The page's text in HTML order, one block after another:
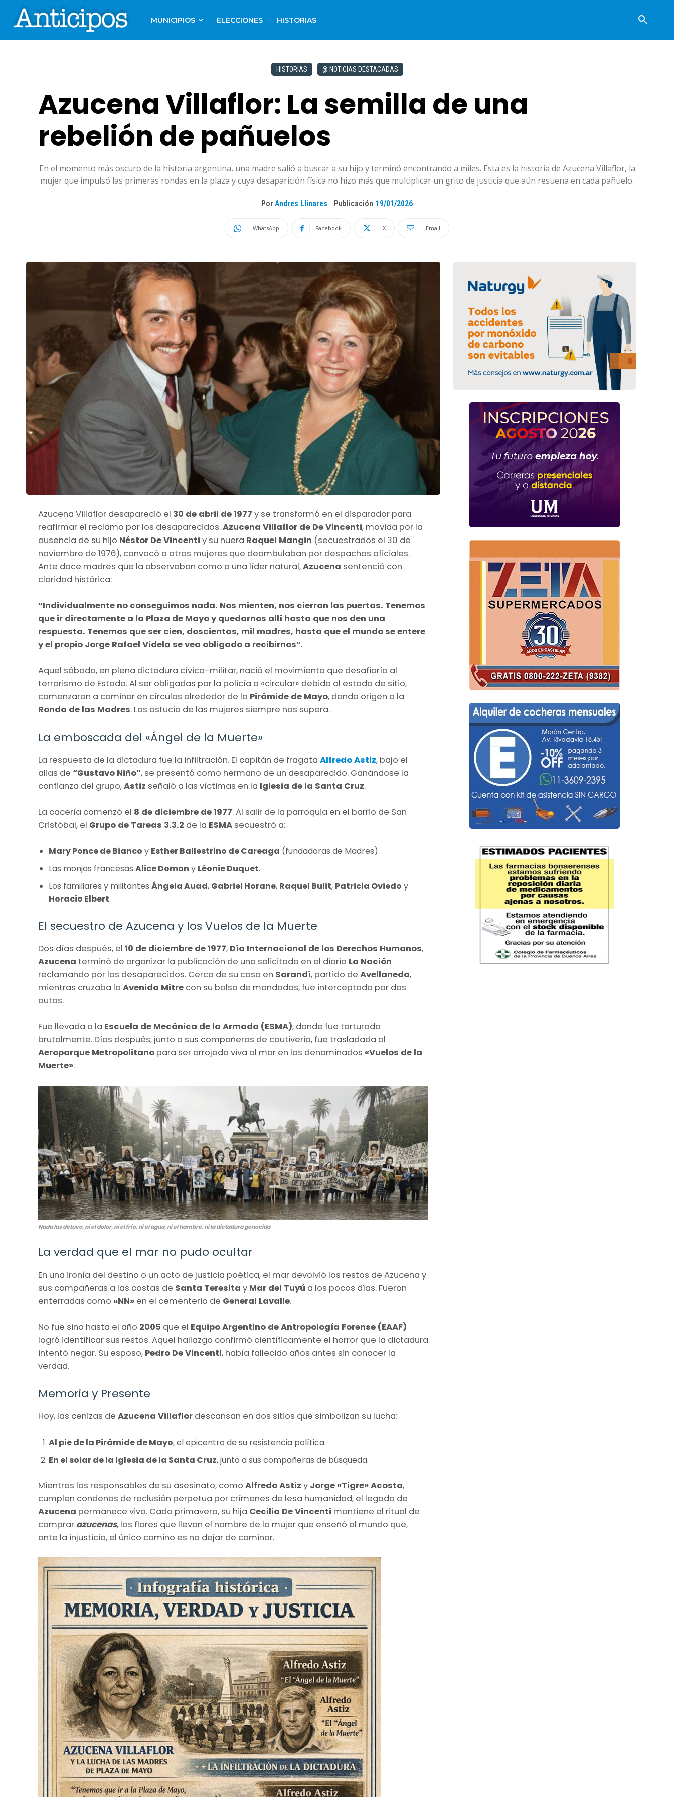
MUNICIPIOS ELECCIONES HISTORIAS
HISTORIAS @ NOTICIAS DESTACADAS
Azucena Villaflor: La semilla de una
rebelión de pañuelos
En el momento más oscuro de la historia argentina, una madre salió a buscar a su hijo y terminó encontrando a miles. Esta es la historia de Azucena Villaflor, la
mujer que impulsó las primeras rondas en la plaza y cuya desaparición física no hizo más que multiplicar un grito de justicia que aún resuena en cada pañuelo.
Por Andres Llinares Publicación 19/01/2026
WhatsApp Facebook X Email
Azucena Villaflor desapareció el 30 de abril de 1977 y se transformó en el disparador para
reafirmar el reclamo por los desaparecidos.Azucena Villaflor de De Vincenti, movida por la
ausencia de su hijo Néstor De Vincenti y su nuera Raquel Mangin (secuestrados el 30 de
noviembre de 1976), convocó a otras mujeres que deambulaban por despachos oficiales.
Ante doce madres que la observaban como a una líder natural,Azucena sentenció con
claridad histórica:
“Individualmente no conseguimos nada. Nos mienten, nos cierran las puertas. Tenemos
que ir directamente a la Plaza de Mayo y quedarnos allí hasta que nos den una
respuesta. Tenemos que ser cien, doscientas, mil madres, hasta que el mundo se entere
y el propio Jorge Rafael Videla se vea obligado a recibirnos”.
Aquel sábado, en plena dictadura cívico-militar, nació el movimiento que desafiaría al
terrorismo de Estado. Al ser obligadas por la policía a «circular» debido al estado de sitio,
comenzaron a caminar en círculos alrededor de la Pirámide de Mayo, dando origen a la
Ronda de las Madres. Las astucia de las mujeres siempre nos supera.
La emboscada del «Ángel de la Muerte»
La respuesta de la dictadura fue la infiltración. El capitán de fragata Alfredo Astiz, bajo el
alias de “Gustavo Niño”, se presentó como hermano de un desaparecido. Ganándose la
confianza del grupo,Astiz señaló a las víctimas en la Iglesia de la Santa Cruz.
La cacería comenzó el 8 de diciembre de 1977. Al salir de la parroquia en el barrio de San
Cristóbal, el Grupo de Tareas 3.3.2 de la ESMA secuestró a:
Mary Ponce de Bianco y Esther Ballestrino de Careaga (fundadoras de Madres).
Las monjas francesas Alice Domon y Léonie Duquet.
Los familiares y militantes Ángela Auad, Gabriel Horane, Raquel Bulit, Patricia Oviedo y
Horacio Elbert.
El secuestro de Azucena y los Vuelos de la Muerte
Dos días después, el 10 de diciembre de 1977, Día Internacional de los Derechos Humanos,
Azucena terminó de organizar la publicación de una solicitada en el diario La Nación
reclamando por los desaparecidos. Cerca de su casa en Sarandí, partido de Avellaneda,
mientras cruzaba la Avenida Mitre con su bolsa de mandados, fue interceptada por dos
autos.
Fue llevada a la Escuela de Mecánica de la Armada (ESMA), donde fue torturada
brutalmente. Días después, junto a sus compañeras de cautiverio, fue trasladada al
Aeroparque Metropolitano para ser arrojada viva al mar en los denominados «Vuelos de la
Muerte».
Nada las detuvo, ni el dolor, ni el frío, ni el agua, ni el hambre, ni la dictadura genocida
La verdad que el mar no pudo ocultar
En una ironía del destino o un acto de justicia poética, el mar devolvió los restos de Azucena y
sus compañeras a las costas de Santa Teresita y Mar del Tuyú a los pocos días. Fueron
enterradas como «NN» en el cementerio de General Lavalle.
No fue sino hasta el año 2005 que el Equipo Argentino de Antropología Forense (EAAF)
logró identificar sus restos.Aquel hallazgo confirmó científicamente el horror que la dictadura
intentó negar. Su esposo, Pedro De Vincenti, había fallecido años antes sin conocer la
verdad.
Memoria y Presente
Hoy, las cenizas de Azucena Villaflor descansan en dos sitios que simbolizan su lucha:
Al pie de la Pirámide de Mayo, el epicentro de su resistencia política.
En el solar de la Iglesia de la Santa Cruz, junto a sus compañeras de búsqueda.
Mientras los responsables de su asesinato, como Alfredo Astiz y Jorge «Tigre» Acosta,
cumplen condenas de reclusión perpetua por crímenes de lesa humanidad, el legado de
Azucena permanece vivo. Cada primavera, su hija Cecilia De Vincenti mantiene el ritual de
comprar azucenas, las flores que llevan el nombre de la mujer que enseñó al mundo que,
ante la injusticia, el único camino es no dejar de caminar.